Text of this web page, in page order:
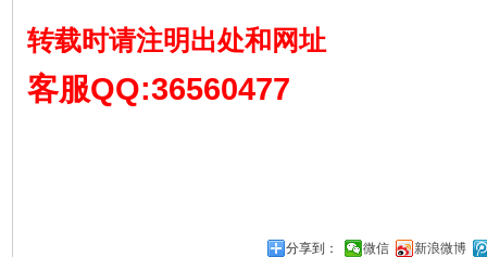
转载时请注明出处和网址
客服QQ:36560477
分享到： 微信 新浪微博